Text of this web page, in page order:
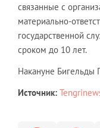
связанные с
материально-
государственной
сроком до 10 лет.
Накануне Бигельды
Источник: